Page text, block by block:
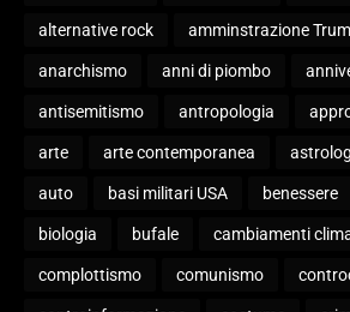
alternative rock amminstrazione
anarchismo anni di piombo
antisemitismo antropologia
arte arte contemporanea
auto basi militari USA benessere
biologia bufale cambiamenti
complottismo comunismo